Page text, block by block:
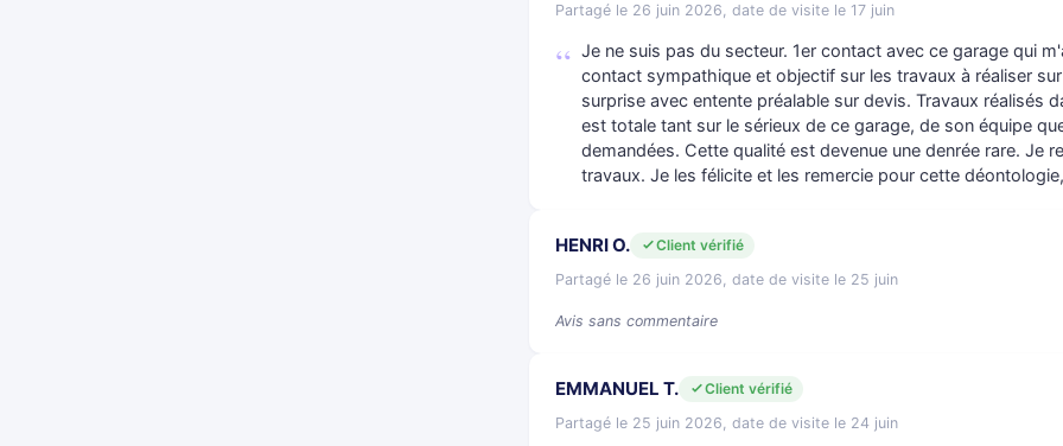
Partagé le 26 juin 2026, date de visite le 17 juin
Je ne suis pas du secteur. 1er contact avec ce garage qui
contact sympathique et objectif sur les travaux à réaliser
surprise avec entente préalable sur devis. Travaux réalisés
est totale tant sur le sérieux de ce garage, de son équipe
demandées. Cette qualité est devenue une denrée rare. Je
travaux. Je les félicite et les remercie pour cette
HENRI O.
Client vérifié
Partagé le 26 juin 2026, date de visite le 25 juin
Avis sans commentaire
EMMANUEL T.
Client vérifié
Partagé le 25 juin 2026, date de visite le 24 juin